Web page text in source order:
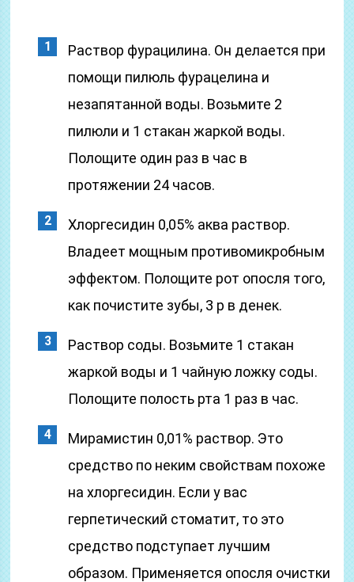
Раствор фурацилина. Он делается при
помощи пилюль фурацелина и
незапятанной воды. Возьмите 2
пилюли и 1 стакан жаркой воды.
Полощите один раз в час в
протяжении 24 часов.
Хлоргесидин 0,05% аква раствор.
Владеет мощным противомикробным
эффектом. Полощите рот опосля того,
как почистите зубы, 3 р в денек.
Раствор соды. Возьмите 1 стакан
жаркой воды и 1 чайную ложку соды.
Полощите полость рта 1 раз в час.
Мирамистин 0,01% раствор. Это
средство по неким свойствам похоже
на хлоргесидин. Если у вас
герпетический стоматит, то это
средство подступает лучшим
образом. Применяется опосля очистки